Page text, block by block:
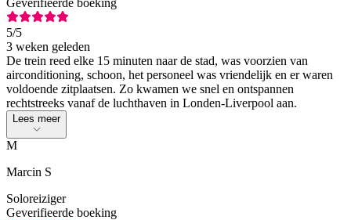
5/5
3 weken geleden
De trein reed elke 15 minuten naar de stad, was voorzien van
airconditioning, schoon, het personeel was vriendelijk en er waren
voldoende zitplaatsen. Zo kwamen we snel en ontspannen
rechtstreeks vanaf de luchthaven in Londen-Liverpool aan.
Lees meer
M
Marcin S
Soloreiziger
Geverifieerde boeking